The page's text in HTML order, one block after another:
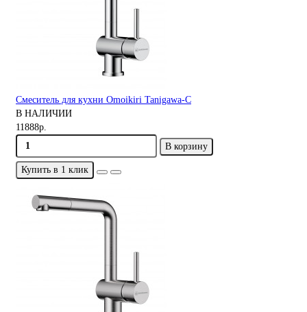
Смеситель для кухни Omoikiri Tanigawa-C
В НАЛИЧИИ
11888р.
В корзину
Купить в 1 клик